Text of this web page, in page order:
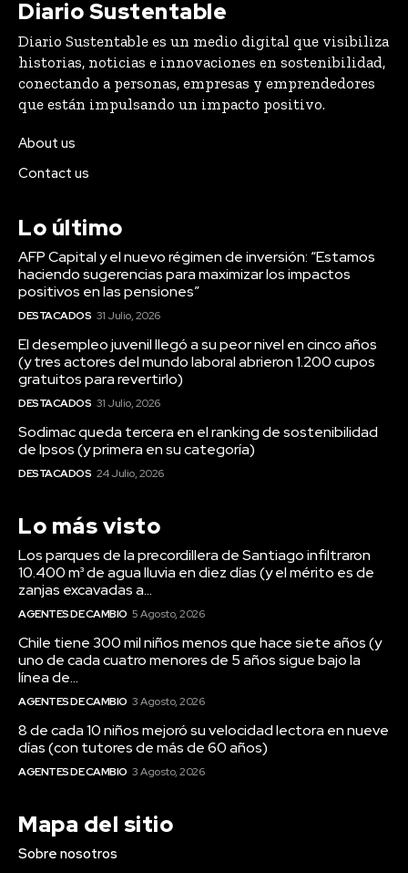
Diario Sustentable
Diario Sustentable es un medio digital que visibiliza
historias, noticias e innovaciones en sostenibilidad,
conectando a personas, empresas y emprendedores
que están impulsando un impacto positivo.
About us
Contact us
Lo último
AFP Capital y el nuevo régimen de inversión: “Estamos
haciendo sugerencias para maximizar los impactos
positivos en las pensiones”
DESTACADOS 31 Julio, 2026
El desempleo juvenil llegó a su peor nivel en cinco años
(y tres actores del mundo laboral abrieron 1.200 cupos
gratuitos para revertirlo)
DESTACADOS 31 Julio, 2026
Sodimac queda tercera en el ranking de sostenibilidad
de Ipsos (y primera en su categoría)
DESTACADOS 24 Julio, 2026
Lo más visto
Los parques de la precordillera de Santiago infiltraron
10.400 m³ de agua lluvia en diez días (y el mérito es de
zanjas excavadas a...
AGENTES DE CAMBIO 5 Agosto, 2026
Chile tiene 300 mil niños menos que hace siete años (y
uno de cada cuatro menores de 5 años sigue bajo la
línea de...
AGENTES DE CAMBIO 3 Agosto, 2026
8 de cada 10 niños mejoró su velocidad lectora en nueve
días (con tutores de más de 60 años)
AGENTES DE CAMBIO 3 Agosto, 2026
Mapa del sitio
Sobre nosotros